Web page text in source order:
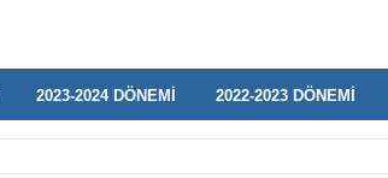
2023-2024 DÖNEMİ 2022-2023 DÖNEMİ